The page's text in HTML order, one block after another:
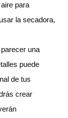
para
la secadora,
una
puede
de tus
crear